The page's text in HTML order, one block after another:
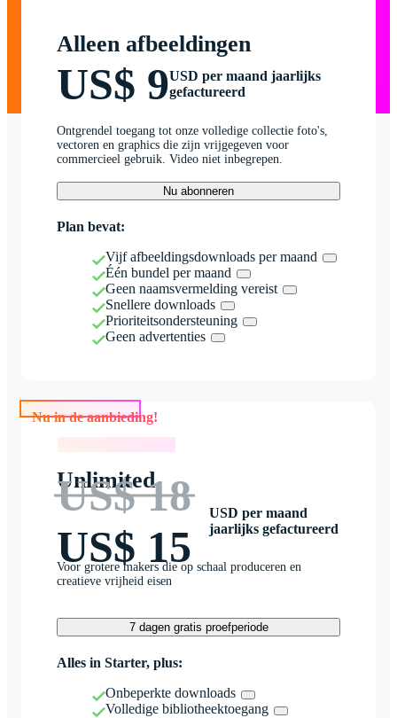
Alleen afbeeldingen
US$ 9USD per maand jaarlijks
gefactureerd
Ontgrendel toegang tot onze volledige collectie foto's,
vectoren en graphics die zijn vrijgegeven voor
commercieel gebruik. Video niet inbegrepen.
Nu abonneren
Plan bevat:
Vijf afbeeldingsdownloads per maand
Één bundel per maand
Geen naamsvermelding vereist
Snellere downloads
Prioriteitsondersteuning
Geen advertenties
Nu in de aanbieding!
Unlimited
US$ 18
US$ 15
USD per maand
jaarlijks gefactureerd
Voor grotere makers die op schaal produceren en
creatieve vrijheid eisen
7 dagen gratis proefperiode
Alles in Starter, plus:
Onbeperkte downloads
Volledige bibliotheektoegang